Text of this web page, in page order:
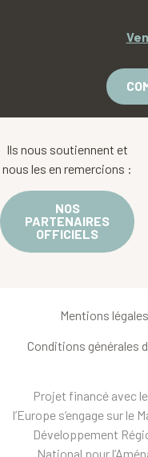
Ils nous soutiennent et
nous les en remercions :
NOS
PARTENAIRES
OFFICIELS
Mentions légales
Conditions générales
Projet financé avec
l’Europe s’engage sur le
Développement
National pour